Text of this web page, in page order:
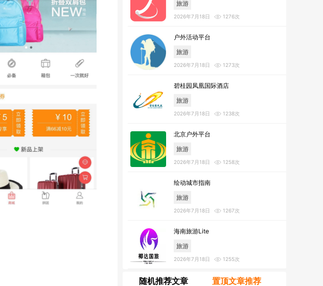
旅游
2026年7月18日 1276次
户外活动平台
旅游
2026年7月18日 1273次
碧桂园凤凰国际酒店
旅游
2026年7月18日 1238次
北京户外平台
旅游
2026年7月18日 1258次
绘动城市指南
旅游
2026年7月18日 1267次
海南旅游Lite
旅游
2026年7月18日 1255次
随机推荐文章 置顶文章推荐